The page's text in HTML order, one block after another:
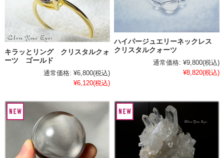
キラッとリング クリスタルクォ
ーツ ゴールド
通常価格: ¥6,800(税込)
¥6,120(税込)
ハイパージュエリーネックレス
クリスタルクォーツ
通常価格: ¥9,800(税込)
¥8,820(税込)